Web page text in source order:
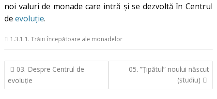
noi valuri de monade care intră și se dezvoltă în Centrul
deevoluție.
1.3.1.1. Trăiri începătoare ale monadelor
Navigare
în
articole
03. Despre Centrul de
evoluţie
05. ”Țipătul” noului născut
(studiu)